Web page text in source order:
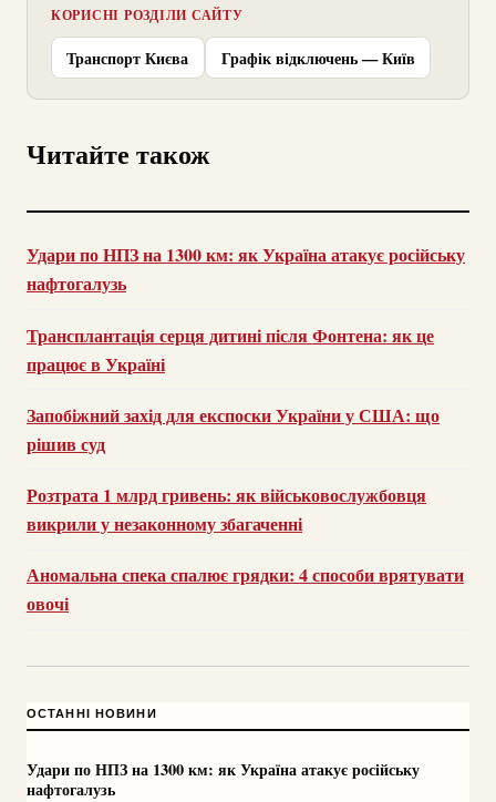
КОРИСНІ РОЗДІЛИ САЙТУ
Транспорт Києва Графік відключень — Київ
Читайте також
Удари по НПЗ на 1300 км: як Україна атакує російську
нафтогалузь
Трансплантація серця дитині після Фонтена: як це
працює в Україні
Запобіжний захід для експоски України у США: що
рішив суд
Розтрата 1 млрд гривень: як військовослужбовця
викрили у незаконному збагаченні
Аномальна спека спалює грядки: 4 способи врятувати
овочі
ОСТАННІ НОВИНИ
Удари по НПЗ на 1300 км: як Україна атакує російську
нафтогалузь